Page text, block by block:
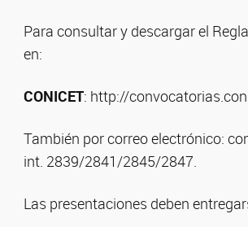
Para consultar y descargar el
en:
CONICET: http://
También por correo electrónico:
int. 2839/2841/2845/2847.
Las presentaciones deben